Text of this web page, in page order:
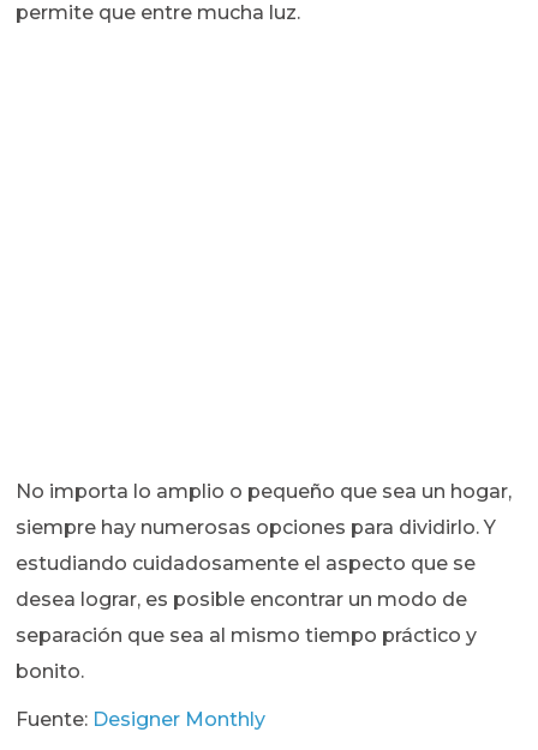
permite que entre mucha luz.
No importa lo amplio o pequeño que sea un hogar,
siempre hay numerosas opciones para dividirlo. Y
estudiando cuidadosamente el aspecto que se
desea lograr, es posible encontrar un modo de
separación que sea al mismo tiempo práctico y
bonito.
Fuente: Designer Monthly